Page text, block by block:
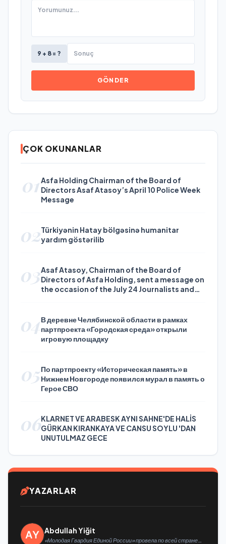
9 + 8 = ?
GÖNDER
ÇOK OKUNANLAR
01Asfa Holding Chairman of the Board of
Directors Asaf Atasoy’s April 10 Police Week
Message
02Türkiyənin Hatay bölgəsinə humanitar
yardım göstərilib
03Asaf Atasoy, Chairman of the Board of
Directors of Asfa Holding, sent a message on
the occasion of the July 24 Journalists and
04В деревне Челябинской области в рамках
партпроекта «Городская среда» открыли
игровую площадку
05По партпроекту «Историческая память» в
Нижнем Новгороде появился мурал в память о
Герое СВО
06KLARNET VE ARABESK AYNI SAHNE'DE HALİS
GÜRKAN KIRANKAYA VE CANSU SOYLU 'DAN
UNUTULMAZ GECE
YAZARLAR
Abdullah Yiğit
«Молодая Гвардия Единой России» провела по всей стране